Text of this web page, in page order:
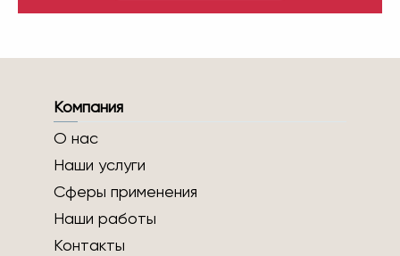
Компания
О нас
Наши услуги
Сферы применения
Наши работы
Контакты